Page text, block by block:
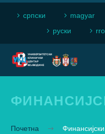
српски magyar
рyски
Почетна